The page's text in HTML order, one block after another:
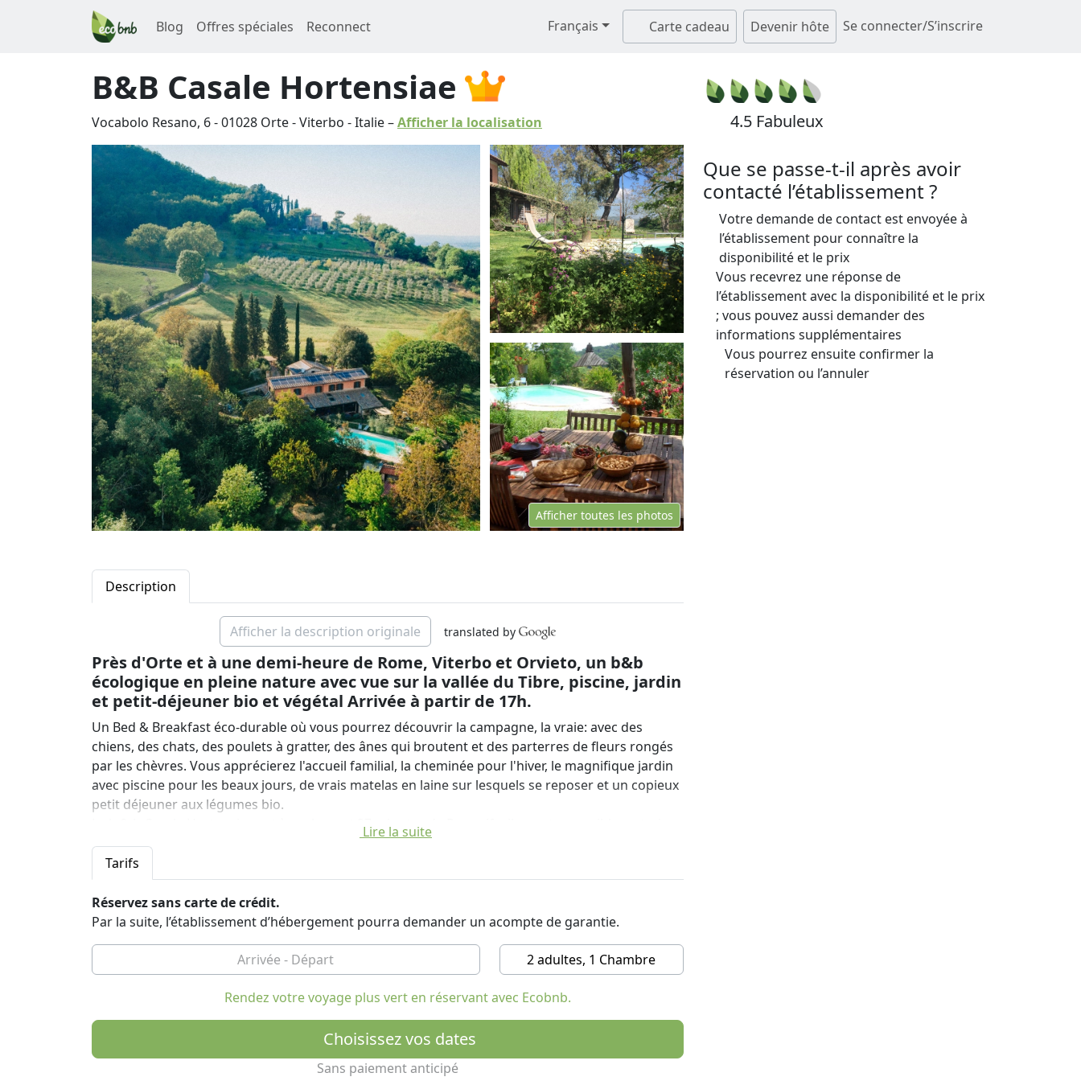
Blog Offres spéciales Reconnect Français Carte cadeau Devenir hôte Se connecter/S’inscrire
B&B Casale Hortensiae
Vocabolo Resano, 6-01028 Orte-Viterbo -Italie–Afficher la localisation 4.5 Fabuleux
Afficher toutes les photos
Description
Afficher la description originale translated by
Près d'Orte et à une demi-heure de Rome, Viterbo et Orvieto, un b&b
écologique en pleine nature avec vue sur la vallée du Tibre, piscine, jardin
et petit-déjeuner bio et végétal Arrivée à partir de 17h.
Un Bed & Breakfast éco-durable où vous pourrez découvrir la campagne, la vraie: avec des
chiens, des chats, des poulets à gratter, des ânes qui broutent et des parterres de fleurs rongés
par les chèvres. Vous apprécierez l'accueil familial, la cheminée pour l'hiver, le magnifique jardin
avec piscine pour les beaux jours, de vrais matelas en laine sur lesquels se reposer et un copieux
petit déjeuner aux légumes bio.
Le b & b Casale Hortensiae est à seulement 37 minutes de Rome (facilement accessible en train
depuis Orte) et à une demi-heure de route d’Orvieto, de Viterbe, du lac de Bolsena, de Bomarzo,
Amelia, Narni et de nombreux sites archéologiques étrusques. Le B & B Casale Hortensiae est
situé à seulement quelques minutes de la sortie A1 d'Orte, même s'il ne semble pas: autour de la
maison uniquement de la nature et une vue dégagée sur la vallée du Tibre.
Vous pourrez déguster une cuisine végétarienne, bio et locale, partir à la découverte de
magnifiques itinéraires culturels, archéologiques et thermiques entre le Latium, l’Ombrie et la
Toscane. À toutes les périodes de l'année, des manifestations culturelles, des événements
gastronomiques et œnologiques, des festivals folkloriques et des reconstitutions historiques
Le Casale Hortensiae est également situé le long de la Via Amerina, qui serpente à travers les
campagnes de l'Ombrie et du Latium et peut être parcouru à pied, à vélo ou à cheval.
On peut y accéder en marchant quelques centaines de mètres sur une route légèrement
Lire la suite
Tarifs
Réservez sans carte de crédit.
Par la suite, l’établissement d’hébergement pourra demander un acompte de garantie.
2 adultes, 1 Chambre
Rendez votre voyage plus vert en réservant avec Ecobnb.
Choisissez vos dates
Sans paiement anticipé
Que se passe-t-il après avoir
contacté l’établissement ?
Votre demande de contact est envoyée à
l’établissement pour connaître la
disponibilité et le prix
Vous recevrez une réponse de
l’établissement avec la disponibilité et le prix
; vous pouvez aussi demander des
informations supplémentaires
Vous pourrez ensuite confirmer la
réservation ou l’annuler